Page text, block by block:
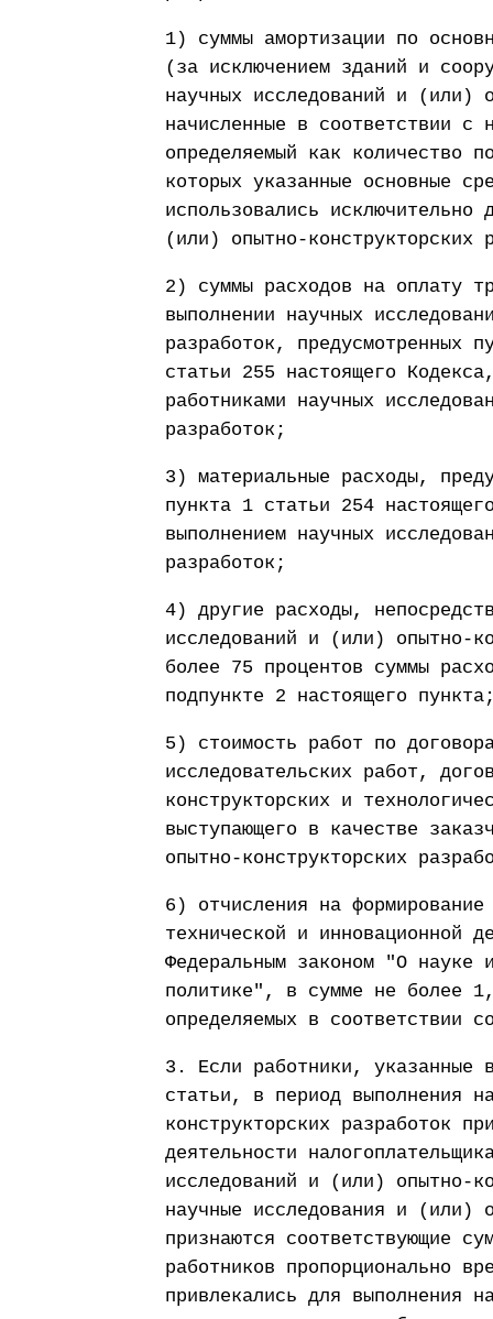
1) суммы амортизации по
(за исключением зданий и
научных исследований и (или)
начисленные в соответствии с
определяемый как количество
которых указанные основные
использовались
(или) опытно-конструкторских
2) суммы расходов на оплату
выполнении научных
разработок, предусмотренных
статьи 255 настоящего
работниками научных
разработок;
3) материальные расходы,
пункта 1 статьи 254
выполнением научных
разработок;
4) другие расходы,
исследований и (или) опытно-
более 75 процентов суммы
подпункте 2 настоящего
5) стоимость работ по
исследовательских работ,
конструкторских и
выступающего в качестве
опытно-конструкторских
6) отчисления на
технической и инновационной
Федеральным законом "О науке
политике", в сумме не более
определяемых в соответствии
3. Если работники, указанные
статьи, в период выполнения
конструкторских разработок
деятельности
исследований и (или) опытно-
научные исследования и (или)
признаются соответствующие
работников пропорционально
привлекались для выполнения